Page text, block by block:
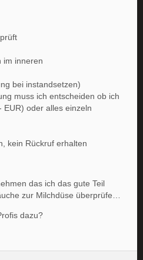
im inneren
bei instandsetzen)
muss ich entscheiden ob ich
oder alles einzeln
kein Rückruf erhalten
das ich das gute Teil
zur Milchdüse überprüfe…
dazu?